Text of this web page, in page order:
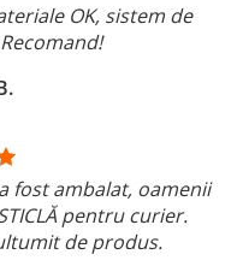
OK, sistem de
fost ambalat, oamenii
pentru curier.
de produs.